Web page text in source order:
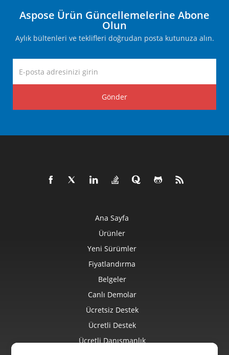
Aspose Ürün Güncellemelerine Abone
Olun
Aylık bültenleri ve teklifleri doğrudan posta kutunuza alın.
Gönder
Ana Sayfa
Ürünler
Yeni Sürümler
Fiyatlandırma
Belgeler
Canlı Demolar
Ücretsiz Destek
Ücretli Destek
Ücretli Danışmanlık